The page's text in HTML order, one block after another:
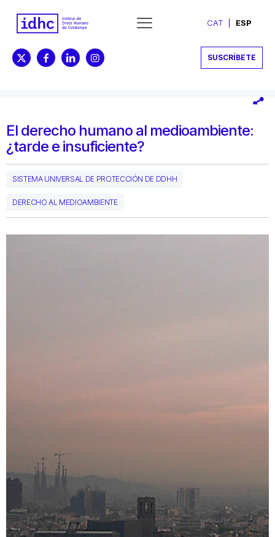
CAT ESP
SUSCRÍBETE
El derecho humano al medioambiente:
¿tarde e insuficiente?
SISTEMA UNIVERSAL DE PROTECCIÓN DE DDHH
DERECHO AL MEDIOAMBIENTE